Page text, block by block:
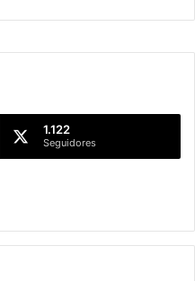
1.122
Seguidores